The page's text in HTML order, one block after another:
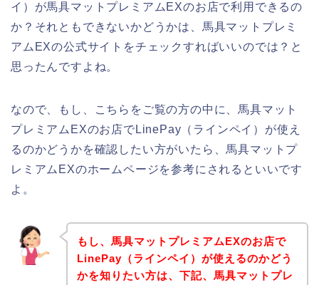
イ）が馬具マットプレミアムEXのお店で利用できるの
か？それともできないかどうかは、馬具マットプレミ
アムEXの公式サイトをチェックすればいいのでは？と
思ったんですよね。
なので、もし、こちらをご覧の方の中に、馬具マット
プレミアムEXのお店でLinePay（ラインペイ）が使え
るのかどうかを確認したい方がいたら、馬具マットプ
レミアムEXのホームページを参考にされるといいです
よ。
もし、馬具マットプレミアムEXのお店で
LinePay（ラインペイ）が使えるのかどう
かを知りたい方は、下記、馬具マットプレ